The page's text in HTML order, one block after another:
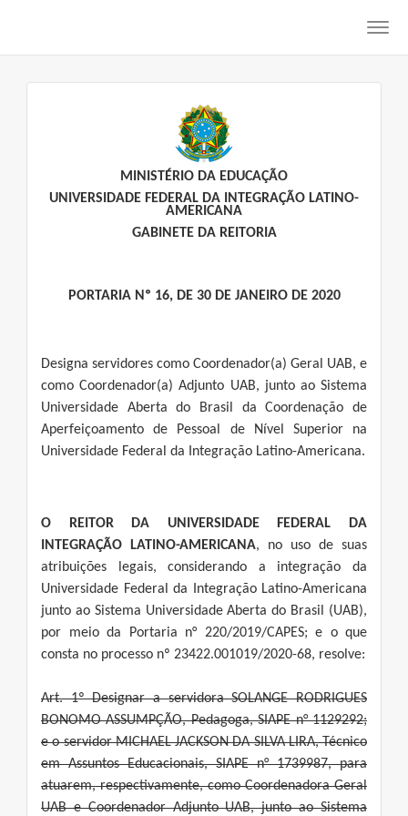
MINISTÉRIO DA EDUCAÇÃO
UNIVERSIDADE FEDERAL DA INTEGRAÇÃO LATINO-
AMERICANA
GABINETE DA REITORIA
PORTARIA Nº 16, DE 30 DE JANEIRO DE 2020
Designa servidores como Coordenador(a) Geral UAB, e
como Coordenador(a) Adjunto UAB, junto ao Sistema
Universidade Aberta do Brasil da Coordenação de
Aperfeiçoamento de Pessoal de Nível Superior na
Universidade Federal da Integração Latino-Americana.
O REITOR DA UNIVERSIDADE FEDERAL DA
INTEGRAÇÃO LATINO-AMERICANA, no uso de suas
atribuições legais, considerando a integração da
Universidade Federal da Integração Latino-Americana
junto ao Sistema Universidade Aberta do Brasil (UAB),
por meio da Portaria n° 220/2019/CAPES; e o que
consta no processo nº 23422.001019/2020-68, resolve:
Art. 1º Designar a servidora SOLANGE RODRIGUES
BONOMO ASSUMPÇÃO, Pedagoga, SIAPE n° 1129292;
e o servidor MICHAEL JACKSON DA SILVA LIRA, Técnico
em Assuntos Educacionais, SIAPE n° 1739987, para
atuarem, respectivamente, como Coordenadora Geral
UAB e Coordenador Adjunto UAB, junto ao Sistema